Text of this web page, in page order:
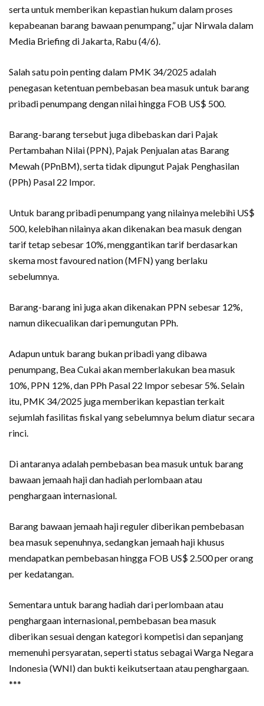
serta untuk memberikan kepastian hukum dalam proses
kepabeanan barang bawaan penumpang,” ujar Nirwala dalam
Media Briefing di Jakarta, Rabu (4/6).
Salah satu poin penting dalam PMK 34/2025 adalah
penegasan ketentuan pembebasan bea masuk untuk barang
pribadi penumpang dengan nilai hingga FOB US$ 500.
Barang-barang tersebut juga dibebaskan dari Pajak
Pertambahan Nilai (PPN), Pajak Penjualan atas Barang
Mewah (PPnBM), serta tidak dipungut Pajak Penghasilan
(PPh) Pasal 22 Impor.
Untuk barang pribadi penumpang yang nilainya melebihi US$
500, kelebihan nilainya akan dikenakan bea masuk dengan
tarif tetap sebesar 10%, menggantikan tarif berdasarkan
skema most favoured nation (MFN) yang berlaku
sebelumnya.
Barang-barang ini juga akan dikenakan PPN sebesar 12%,
namun dikecualikan dari pemungutan PPh.
Adapun untuk barang bukan pribadi yang dibawa
penumpang, Bea Cukai akan memberlakukan bea masuk
10%, PPN 12%, dan PPh Pasal 22 Impor sebesar 5%. Selain
itu, PMK 34/2025 juga memberikan kepastian terkait
sejumlah fasilitas fiskal yang sebelumnya belum diatur secara
rinci.
Di antaranya adalah pembebasan bea masuk untuk barang
bawaan jemaah haji dan hadiah perlombaan atau
penghargaan internasional.
Barang bawaan jemaah haji reguler diberikan pembebasan
bea masuk sepenuhnya, sedangkan jemaah haji khusus
mendapatkan pembebasan hingga FOB US$ 2.500 per orang
per kedatangan.
Sementara untuk barang hadiah dari perlombaan atau
penghargaan internasional, pembebasan bea masuk
diberikan sesuai dengan kategori kompetisi dan sepanjang
memenuhi persyaratan, seperti status sebagai Warga Negara
Indonesia (WNI) dan bukti keikutsertaan atau penghargaan.
***